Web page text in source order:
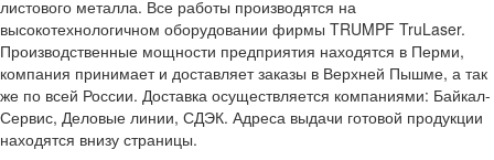
листового металла. Все работы производятся на
высокотехнологичном оборудовании фирмы TRUMPF TruLaser.
Производственные мощности предприятия находятся в Перми,
компания принимает и доставляет заказы в Верхней Пышме, а так
же по всей России. Доставка осуществляется компаниями: Байкал-
Сервис, Деловые линии, СДЭК. Адреса выдачи готовой продукции
находятся внизу страницы.